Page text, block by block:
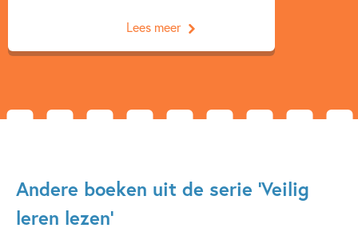
Lees meer
Andere boeken uit de serie 'Veilig
leren lezen'